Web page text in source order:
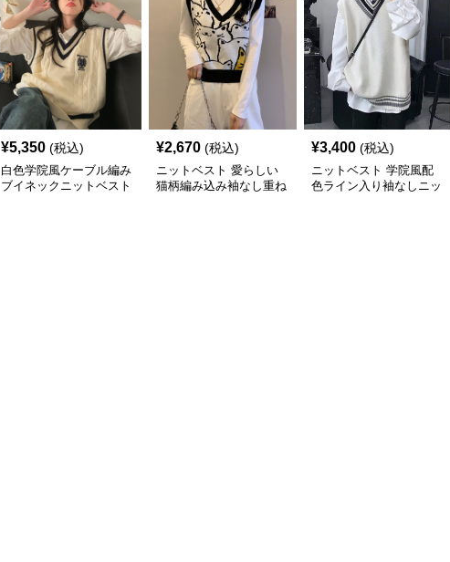
¥5,350 (税込)
白色学院風ケーブル編み
ブイネックニットベスト
¥2,670 (税込)
ニットベスト 愛らしい
猫柄編み込み袖なし重ね
¥3,400 (税込)
ニットベスト 学院風配
色ライン入り袖なしニッ